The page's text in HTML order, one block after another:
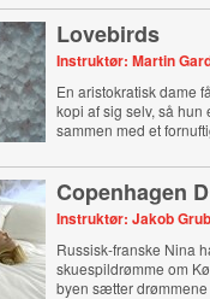
Lovebirds
Instruktør: Martin
En aristokratisk dame
kopi af sig selv, så
sammen med et
Copenhagen
Instruktør: Jakob
Russisk-franske Nina
skuespildrømme om
byen sætter